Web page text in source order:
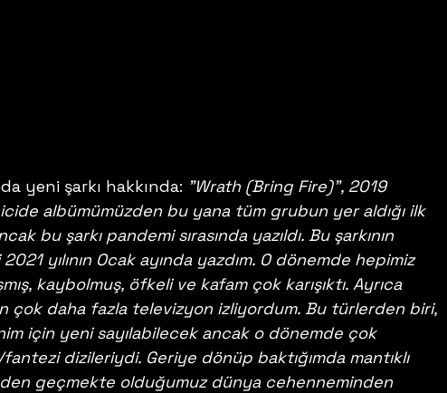
yeni şarkı hakkında: "Wrath (Bring Fire)", 2019
albümümüzden bu yana tüm grubun yer aldığı ilk
bu şarkı pandemi sırasında yazıldı. Bu şarkının
yılının Ocak ayında yazdım. O dönemde hepimiz
kaybolmuş, öfkeli ve kafam çok karışıktı. Ayrıca
çok daha fazla televizyon izliyordum. Bu türlerden biri,
için yeni sayılabilecek ancak o dönemde çok
dizileriydi. Geriye dönüp baktığımda mantıklı
geçmekte olduğumuz dünya cehenneminden